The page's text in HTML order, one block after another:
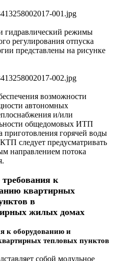
гидравлический режимы
регулирования отпуска
представлены на рисунке
возможности
автономных
и/или
общедомовых ИТП
приготовления горячей воды
следует предусматривать
направлением потока
к
квартирных
в
жилых домах
к оборудованию и
тепловых пунктов
собой модульное